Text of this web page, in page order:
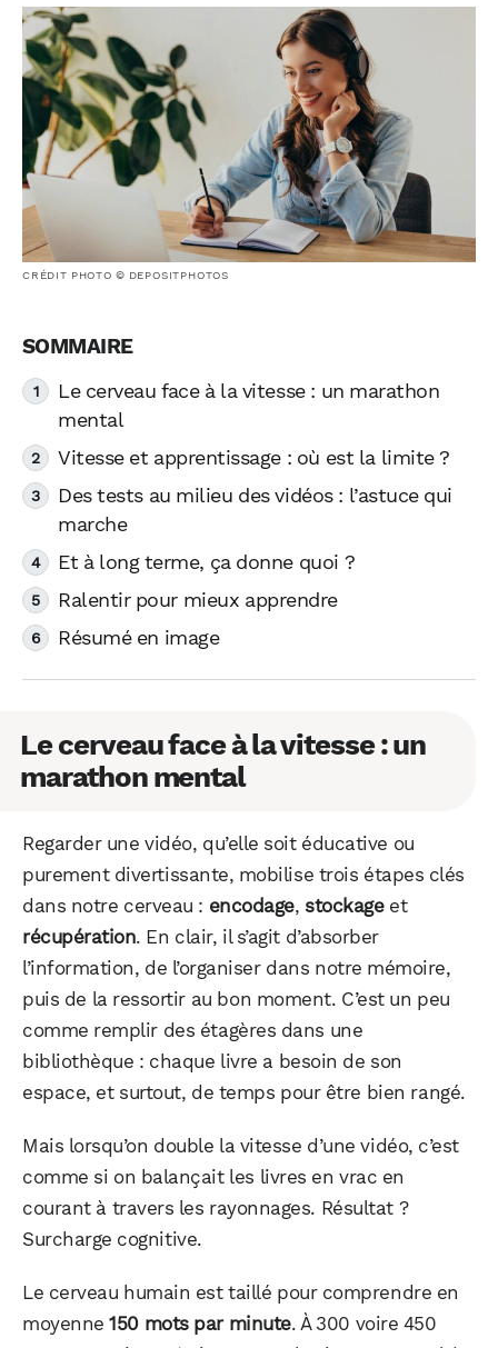
CRÉDIT PHOTO © DEPOSITPHOTOS
Le cerveau face à la vitesse : un marathon
mental
Vitesse et apprentissage : où est la limite ?
Des tests au milieu des vidéos : l’astuce qui
marche
Et à long terme, ça donne quoi ?
Ralentir pour mieux apprendre
Résumé en image
Le cerveau face à la vitesse : un
marathon mental
Regarder une vidéo, qu’elle soit éducative ou
purement divertissante, mobilise trois étapes clés
dans notre cerveau : encodage,stockageet
récupération. En clair, il s’agit d’absorber
l’information, de l’organiser dans notre mémoire,
puis de la ressortir au bon moment. C’est un peu
comme remplir des étagères dans une
bibliothèque : chaque livre a besoin de son
espace, et surtout, de temps pour être bien rangé.
Mais lorsqu’on double la vitesse d’une vidéo, c’est
comme si on balançait les livres en vrac en
courant à travers les rayonnages. Résultat ?
Surcharge cognitive.
Le cerveau humain est taillé pour comprendre en
moyenne150 mots par minute. À 300 voire 450